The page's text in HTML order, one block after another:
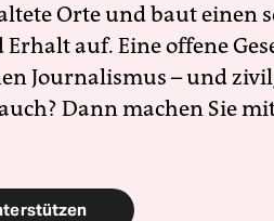
Orte und baut einen
Erhalt auf. Eine offene
Journalismus – und
Dann machen Sie